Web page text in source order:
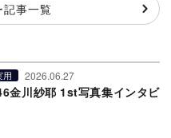
記事一覧
用 2026.06.27
金川紗耶 1st写真集インタビ